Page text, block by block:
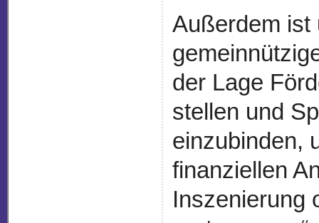
Außerdem ist
der Lage
stellen und
einzubinden,
finanziellen
Inszenierung